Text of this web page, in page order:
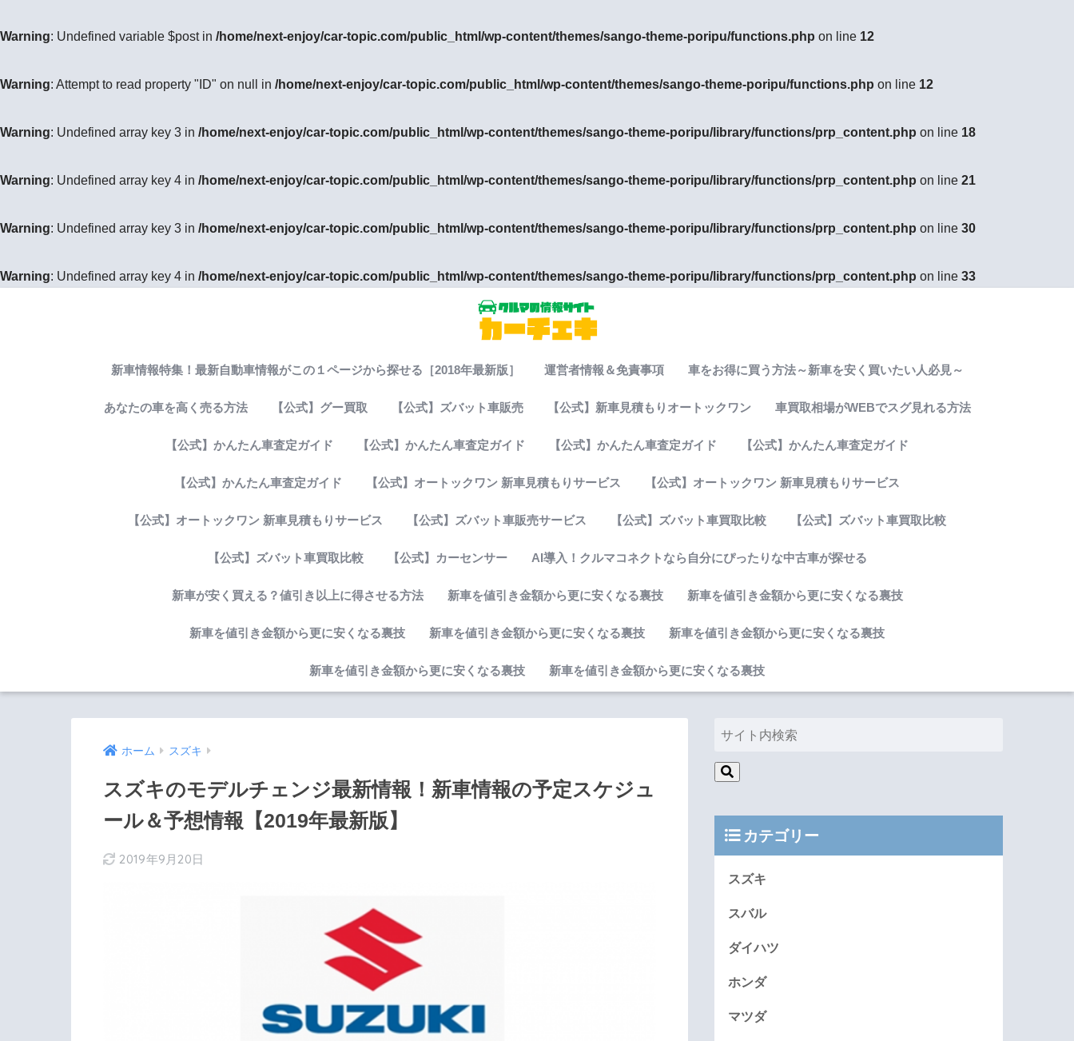
Warning: Undefined variable $post in /home/next-enjoy/car-topic.com/public_html/wp-content/themes/sango-theme-poripu/functions.php on line 12
Warning: Attempt to read property "ID" on null in /home/next-enjoy/car-topic.com/public_html/wp-content/themes/sango-theme-poripu/functions.php on line 12
Warning: Undefined array key 3 in /home/next-enjoy/car-topic.com/public_html/wp-content/themes/sango-theme-poripu/library/functions/prp_content.php on line 18
Warning: Undefined array key 4 in /home/next-enjoy/car-topic.com/public_html/wp-content/themes/sango-theme-poripu/library/functions/prp_content.php on line 21
Warning: Undefined array key 3 in /home/next-enjoy/car-topic.com/public_html/wp-content/themes/sango-theme-poripu/library/functions/prp_content.php on line 30
Warning: Undefined array key 4 in /home/next-enjoy/car-topic.com/public_html/wp-content/themes/sango-theme-poripu/library/functions/prp_content.php on line 33
新車情報特集！最新自動車情報がこの１ページから探せる［2018年最新版］ 運営者情報＆免責事項 車をお得に買う方法～新車を安く買いたい人必見～
あなたの車を高く売る方法 【公式】グー買取 【公式】ズバット車販売 【公式】新車見積もりオートックワン 車買取相場がWEBでスグ見れる方法
【公式】かんたん車査定ガイド 【公式】かんたん車査定ガイド 【公式】かんたん車査定ガイド 【公式】かんたん車査定ガイド
【公式】かんたん車査定ガイド 【公式】オートックワン 新車見積もりサービス 【公式】オートックワン 新車見積もりサービス
【公式】オートックワン 新車見積もりサービス 【公式】ズバット車販売サービス 【公式】ズバット車買取比較 【公式】ズバット車買取比較
【公式】ズバット車買取比較 【公式】カーセンサー AI導入！クルマコネクトなら自分にぴったりな中古車が探せる
新車が安く買える？値引き以上に得させる方法 新車を値引き金額から更に安くなる裏技 新車を値引き金額から更に安くなる裏技
新車を値引き金額から更に安くなる裏技 新車を値引き金額から更に安くなる裏技 新車を値引き金額から更に安くなる裏技
新車を値引き金額から更に安くなる裏技 新車を値引き金額から更に安くなる裏技
ホーム スズキ
スズキのモデルチェンジ最新情報！新車情報の予定スケジュ
ール＆予想情報【2019年最新版】
2019年9月20日
カテゴリー
スズキ
スバル
ダイハツ
ホンダ
マツダ